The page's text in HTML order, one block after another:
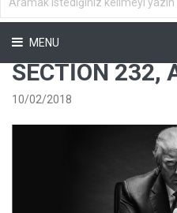
MENU
SECTION 232,
10/02/2018